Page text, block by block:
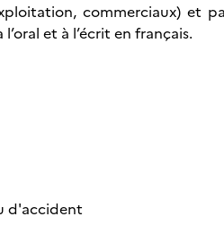
commerciaux) et
et à l’écrit en français.
d'accident